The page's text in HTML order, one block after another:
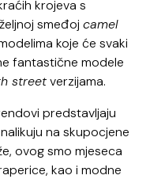
krojeva s
smeđojcamel
koje će svaki
fantastične modele
streetverzijama.
predstavljaju
na skupocjene
ovog smo mjeseca
kao i modne